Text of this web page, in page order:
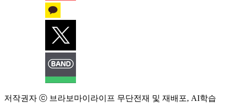
저작권자 ⓒ 브라보마이라이프 무단전재 및 재배포, AI학습